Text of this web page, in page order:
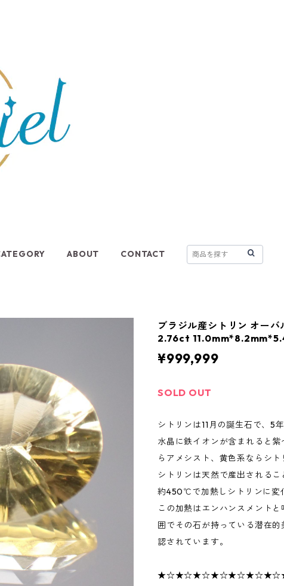
ABOUT CONTACT
ブラジル産シトリン オー
2.76ct
¥999,999
SOLD OUT
シトリンは11月の誕生石で、5
水晶に鉄イオンが含まれると
らアメシスト、黄色系ならシト
シトリンは天然で産出される
約450℃で加熱しシトリンに変
この加熱はエンハンスメント
囲でその石が持っている潜在
認されています。